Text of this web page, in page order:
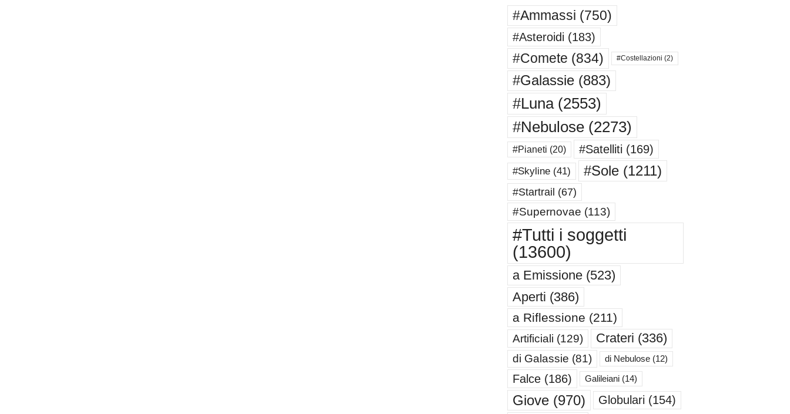
#Ammassi (750)
#Asteroidi (183)
#Comete (834) #Costellazioni (2)
#Galassie(883)
#Luna(2553)
#Nebulose(2273)
#Pianeti (20) #Satelliti (169)
#Skyline(41) #Sole(1211)
#Startrail (67)
#Supernovae (113)
#Tutti i soggetti
(13600)
a Emissione(523)
Aperti (386)
a Riflessione (211)
Artificiali (129) Crateri (336)
di Galassie (81) di Nebulose(12)
Falce(186) Galileiani(14)
Giove(970) Globulari (154)